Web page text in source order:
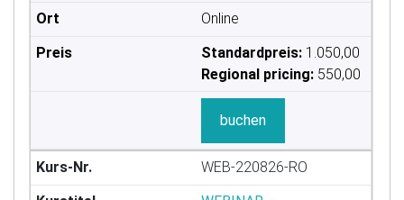
Online
Standardpreis: 1.050,00
Regional pricing: 550,00
buchen
WEB-220826-RO